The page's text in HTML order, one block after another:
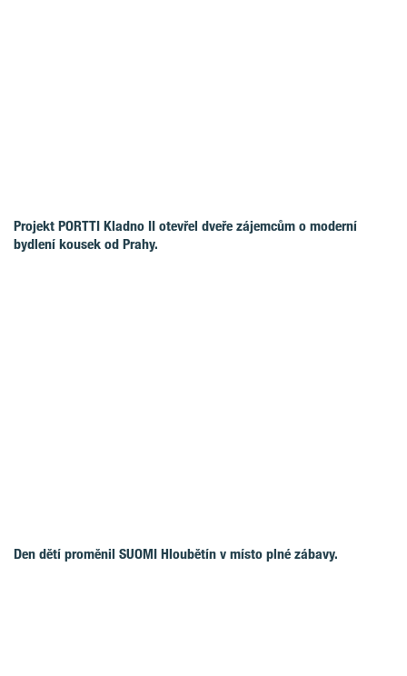
Projekt PORTTI Kladno II otevřel dveře zájemcům o moderní
bydlení kousek od Prahy.
Den dětí proměnil SUOMI Hloubětín v místo plné zábavy.